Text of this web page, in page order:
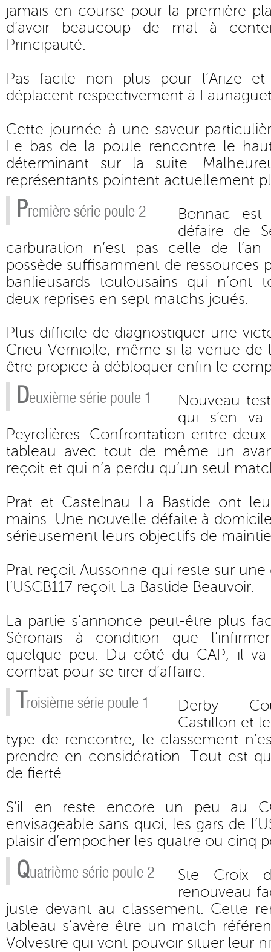
jamais en course pour la première
d’avoir beaucoup de mal à
Principauté.
Pas facile non plus pour l’Arize
déplacent respectivement à
Cette journée à une saveur
Le bas de la poule rencontre le
déterminant sur la suite.
représentants pointent actuellement
Première série poule 2
Bonnac
défaire de
carburation n’est pas celle de
possède suffisamment de ressources
banlieusards toulousains qui n’ont
deux reprises en sept matchs joués.
Plus difficile de diagnostiquer une
Crieu Verniolle, même si la venue de
être propice à débloquer enfin le
Deuxième série poule 1
Nouveau
qui s’en
Peyrolières. Confrontation entre
tableau avec tout de même un
reçoit et qui n’a perdu qu’un seul
Prat et Castelnau La Bastide ont
mains. Une nouvelle défaite à
sérieusement leurs objectifs de
Prat reçoit Aussonne qui reste sur
l’USCB117 reçoit La Bastide Beauvoir.
La partie s’annonce peut-être plus
Séronais à condition que
quelque peu. Du côté du CAP, il
combat pour se tirer d’affaire.
Troisième série poule 1
Derby
Castillon et
type de rencontre, le classement
prendre en considération. Tout est
de fierté.
S’il en reste encore un peu au
envisageable sans quoi, les gars de
plaisir d’empocher les quatre ou cinq
Quatrième série poule 2
Ste Croix
renouveau
juste devant au classement. Cette
tableau s’avère être un match
Volvestre qui vont pouvoir situer leur